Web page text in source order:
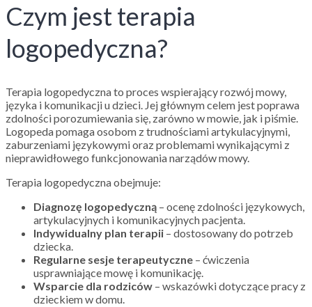
Czym jest terapia
logopedyczna?
Terapia logopedyczna to proces wspierający rozwój mowy,
języka i komunikacji u dzieci. Jej głównym celem jest poprawa
zdolności porozumiewania się, zarówno w mowie, jak i piśmie.
Logopeda pomaga osobom z trudnościami artykulacyjnymi,
zaburzeniami językowymi oraz problemami wynikającymi z
nieprawidłowego funkcjonowania narządów mowy.
Terapia logopedyczna obejmuje:
Diagnozę logopedyczną – ocenę zdolności językowych,
artykulacyjnych i komunikacyjnych pacjenta.
Indywidualny plan terapii – dostosowany do potrzeb
dziecka.
Regularne sesje terapeutyczne – ćwiczenia
usprawniające mowę i komunikację.
Wsparcie dla rodziców – wskazówki dotyczące pracy z
dzieckiem w domu.